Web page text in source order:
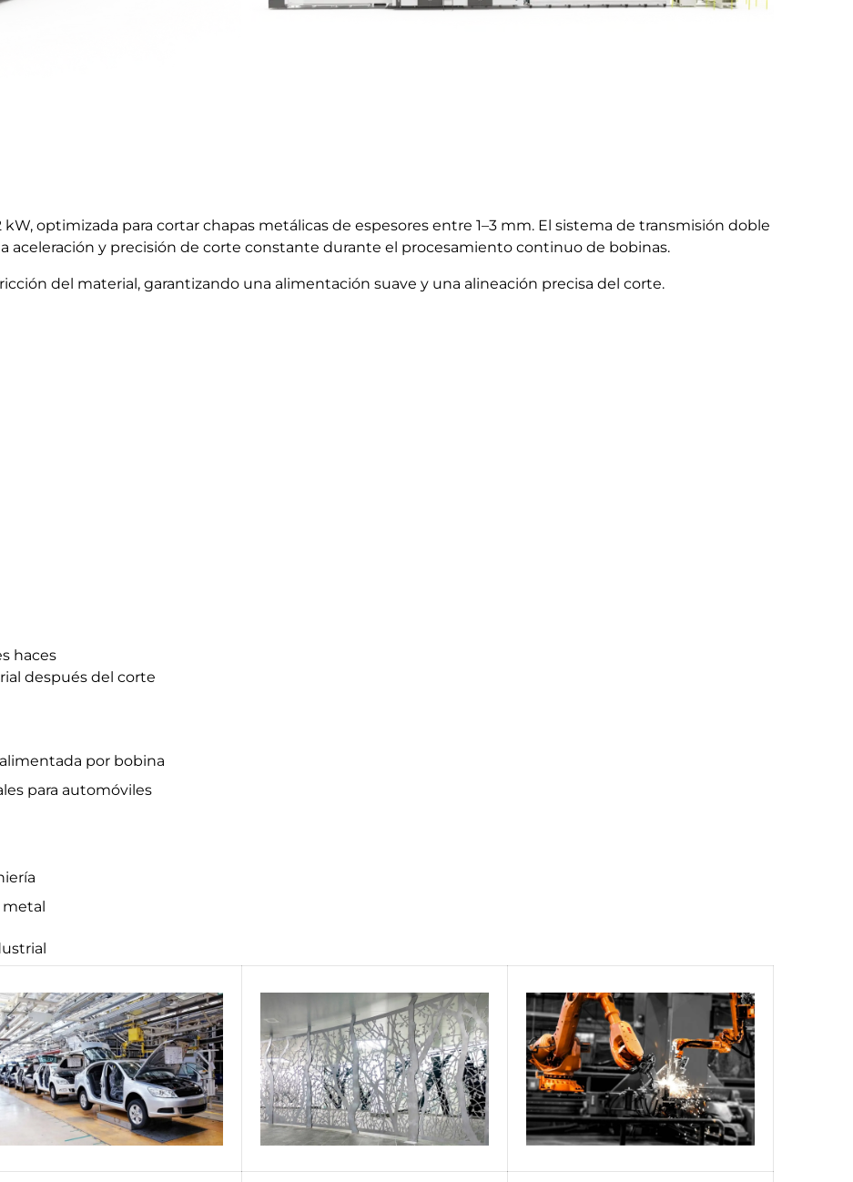
optimizada para cortar chapas metálicas de espesores entre 1–3 mm. El sistema de transmisión doble
aceleración y precisión de corte constante durante el procesamiento continuo de bobinas.
del material, garantizando una alimentación suave y una alineación precisa del corte.
haces
después del corte
por bobina
para automóviles